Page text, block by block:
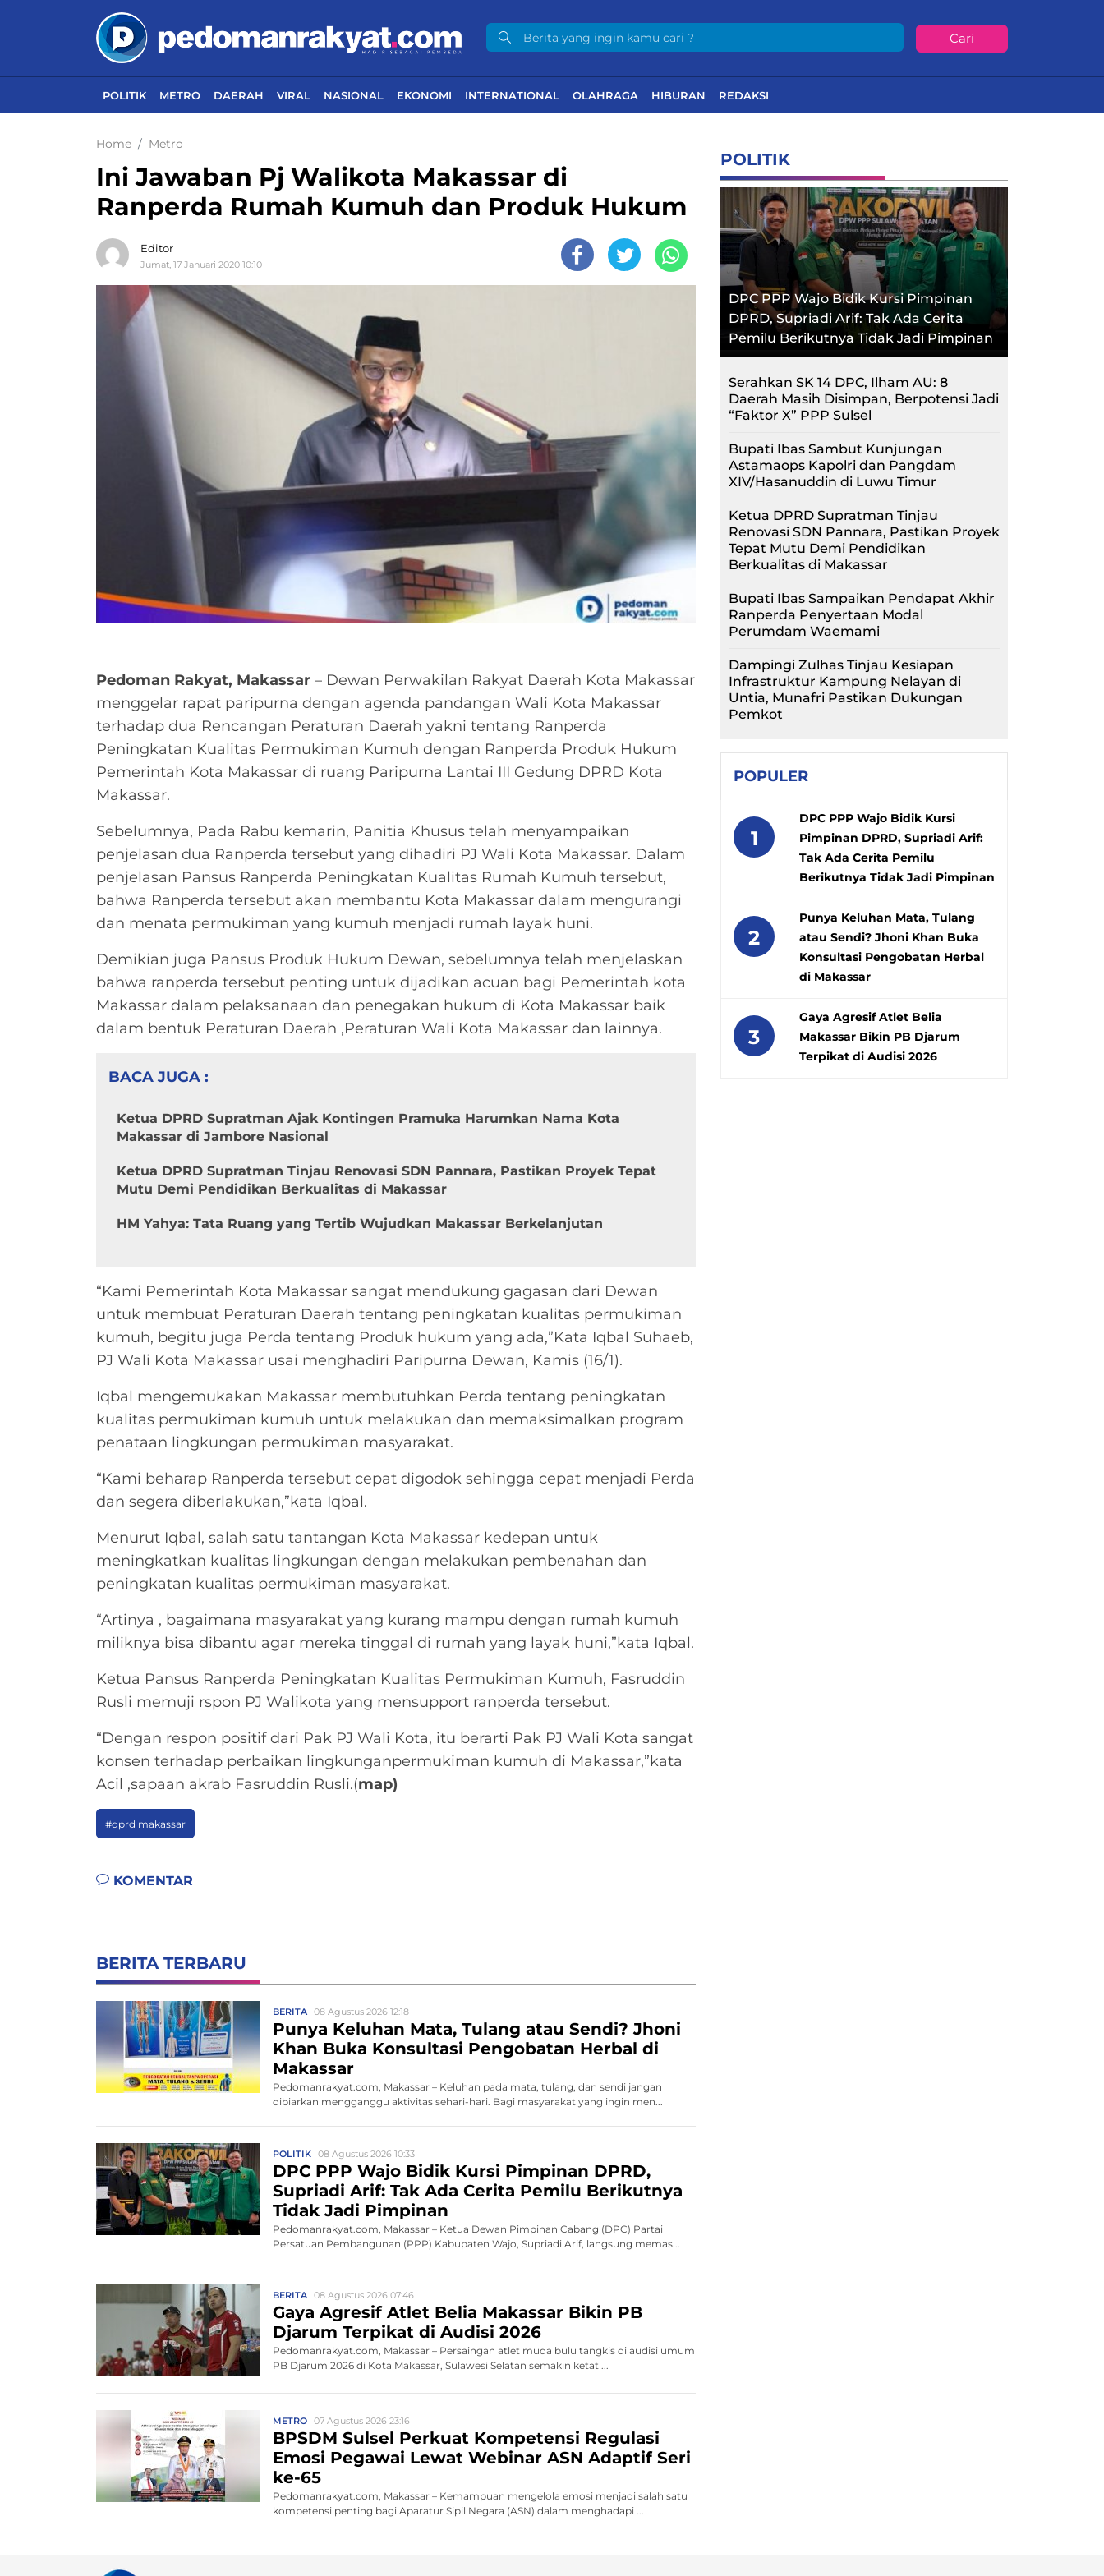
Cari
POLITIK METRO DAERAH VIRAL NASIONAL EKONOMI INTERNATIONAL OLAHRAGA HIBURAN REDAKSI
Home Metro
Ini Jawaban Pj Walikota Makassar di
Ranperda Rumah Kumuh dan Produk Hukum
Editor
Jumat, 17 Januari 2020 10:10
Pedoman Rakyat, Makassar – Dewan Perwakilan Rakyat Daerah Kota Makassar
menggelar rapat paripurna dengan agenda pandangan Wali Kota Makassar
terhadap dua Rencangan Peraturan Daerah yakni tentang Ranperda
Peningkatan Kualitas Permukiman Kumuh dengan Ranperda Produk Hukum
Pemerintah Kota Makassar di ruang Paripurna Lantai III Gedung DPRD Kota
Makassar.
Sebelumnya, Pada Rabu kemarin, Panitia Khusus telah menyampaikan
penjelasan dua Ranperda tersebut yang dihadiri PJ Wali Kota Makassar. Dalam
penjelasan Pansus Ranperda Peningkatan Kualitas Rumah Kumuh tersebut,
bahwa Ranperda tersebut akan membantu Kota Makassar dalam mengurangi
dan menata permukiman yang kumuh menjadi rumah layak huni.
Demikian juga Pansus Produk Hukum Dewan, sebelumnya telah menjelaskan
bahwa ranperda tersebut penting untuk dijadikan acuan bagi Pemerintah kota
Makassar dalam pelaksanaan dan penegakan hukum di Kota Makassar baik
dalam bentuk Peraturan Daerah ,Peraturan Wali Kota Makassar dan lainnya.
BACA JUGA :
Ketua DPRD Supratman Ajak Kontingen Pramuka Harumkan Nama Kota
Makassar di Jambore Nasional
Ketua DPRD Supratman Tinjau Renovasi SDN Pannara, Pastikan Proyek Tepat
Mutu Demi Pendidikan Berkualitas di Makassar
HM Yahya: Tata Ruang yang Tertib Wujudkan Makassar Berkelanjutan
“Kami Pemerintah Kota Makassar sangat mendukung gagasan dari Dewan
untuk membuat Peraturan Daerah tentang peningkatan kualitas permukiman
kumuh, begitu juga Perda tentang Produk hukum yang ada,”Kata Iqbal Suhaeb,
PJ Wali Kota Makassar usai menghadiri Paripurna Dewan, Kamis (16/1).
Iqbal mengemukakan Makassar membutuhkan Perda tentang peningkatan
kualitas permukiman kumuh untuk melakukan dan memaksimalkan program
penataan lingkungan permukiman masyarakat.
“Kami beharap Ranperda tersebut cepat digodok sehingga cepat menjadi Perda
dan segera diberlakukan,”kata Iqbal.
Menurut Iqbal, salah satu tantangan Kota Makassar kedepan untuk
meningkatkan kualitas lingkungan dengan melakukan pembenahan dan
peningkatan kualitas permukiman masyarakat.
“Artinya , bagaimana masyarakat yang kurang mampu dengan rumah kumuh
miliknya bisa dibantu agar mereka tinggal di rumah yang layak huni,”kata Iqbal.
Ketua Pansus Ranperda Peningkatan Kualitas Permukiman Kumuh, Fasruddin
Rusli memuji rspon PJ Walikota yang mensupport ranperda tersebut.
“Dengan respon positif dari Pak PJ Wali Kota, itu berarti Pak PJ Wali Kota sangat
konsen terhadap perbaikan lingkunganpermukiman kumuh di Makassar,”kata
Acil ,sapaan akrab Fasruddin Rusli.(map)
#dprd makassar
KOMENTAR
BERITA TERBARU
BERITA 08 Agustus 2026 12:18
Punya Keluhan Mata, Tulang atau Sendi? Jhoni
Khan Buka Konsultasi Pengobatan Herbal di
Makassar
Pedomanrakyat.com, Makassar – Keluhan pada mata, tulang, dan sendi jangan
dibiarkan mengganggu aktivitas sehari-hari. Bagi masyarakat yang ingin men...
POLITIK 08 Agustus 2026 10:33
DPC PPP Wajo Bidik Kursi Pimpinan DPRD,
Supriadi Arif: Tak Ada Cerita Pemilu Berikutnya
Tidak Jadi Pimpinan
Pedomanrakyat.com, Makassar – Ketua Dewan Pimpinan Cabang (DPC) Partai
Persatuan Pembangunan (PPP) Kabupaten Wajo, Supriadi Arif, langsung memas...
BERITA 08 Agustus 2026 07:46
Gaya Agresif Atlet Belia Makassar Bikin PB
Djarum Terpikat di Audisi 2026
Pedomanrakyat.com, Makassar – Persaingan atlet muda bulu tangkis di audisi umum
PB Djarum 2026 di Kota Makassar, Sulawesi Selatan semakin ketat ...
METRO 07 Agustus 2026 23:16
BPSDM Sulsel Perkuat Kompetensi Regulasi
Emosi Pegawai Lewat Webinar ASN Adaptif Seri
ke-65
Pedomanrakyat.com, Makassar – Kemampuan mengelola emosi menjadi salah satu
kompetensi penting bagi Aparatur Sipil Negara (ASN) dalam menghadapi ...
POLITIK
DPC PPP Wajo Bidik Kursi Pimpinan
DPRD, Supriadi Arif: Tak Ada Cerita
Pemilu Berikutnya Tidak Jadi Pimpinan
Serahkan SK 14 DPC, Ilham AU: 8
Daerah Masih Disimpan, Berpotensi Jadi
“Faktor X” PPP Sulsel
Bupati Ibas Sambut Kunjungan
Astamaops Kapolri dan Pangdam
XIV/Hasanuddin di Luwu Timur
Ketua DPRD Supratman Tinjau
Renovasi SDN Pannara, Pastikan Proyek
Tepat Mutu Demi Pendidikan
Berkualitas di Makassar
Bupati Ibas Sampaikan Pendapat Akhir
Ranperda Penyertaan Modal
Perumdam Waemami
Dampingi Zulhas Tinjau Kesiapan
Infrastruktur Kampung Nelayan di
Untia, Munafri Pastikan Dukungan
Pemkot
POPULER
1
DPC PPP Wajo Bidik Kursi
Pimpinan DPRD, Supriadi Arif:
Tak Ada Cerita Pemilu
Berikutnya Tidak Jadi Pimpinan
2
Punya Keluhan Mata, Tulang
atau Sendi? Jhoni Khan Buka
Konsultasi Pengobatan Herbal
di Makassar
3
Gaya Agresif Atlet Belia
Makassar Bikin PB Djarum
Terpikat di Audisi 2026